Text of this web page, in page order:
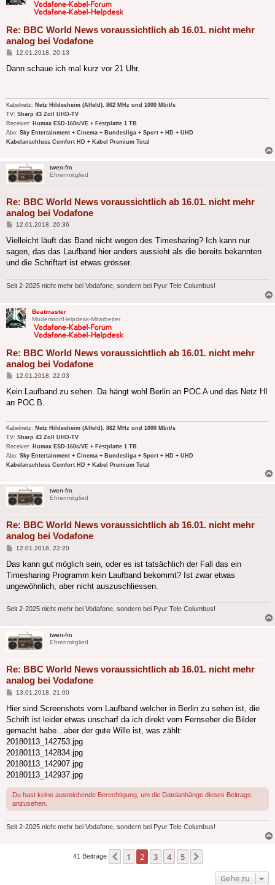
Re: BBC World News voraussichtlich ab 16.01. nicht mehr
analog bei Vodafone
Beitrag
12.01.2018, 20:13
Dann schaue ich mal kurz vor 21 Uhr.
Kabelnetz: Netz Hildesheim (Alfeld). 862 MHz und 1000 Mbit/s
TV: Sharp 43 Zoll UHD-TV
Receiver: Humax ESD-160c/VE + Festplatte 1 TB
Abo: Sky Entertainment + Cinema + Bundesliga + Sport + HD + UHD
Kabelanschluss Comfort HD + Kabel Premium Total
twen-fm
Ehrenmitglied
Re: BBC World News voraussichtlich ab 16.01. nicht mehr
analog bei Vodafone
Beitrag
12.01.2018, 20:36
Vielleicht läuft das Band nicht wegen des Timesharing? Ich kann nur
sagen, das das Laufband hier anders aussieht als die bereits bekannten
und die Schriftart ist etwas grösser.
Seit 2-2025 nicht mehr bei Vodafone, sondern bei Pyur Tele Columbus!
Beatmaster
Moderator/Helpdesk-Mitarbeiter
Re: BBC World News voraussichtlich ab 16.01. nicht mehr
analog bei Vodafone
Beitrag
12.01.2018, 22:03
Kein Laufband zu sehen. Da hängt wohl Berlin an POC A und das Netz HI
an POC B.
Kabelnetz: Netz Hildesheim (Alfeld). 862 MHz und 1000 Mbit/s
TV: Sharp 43 Zoll UHD-TV
Receiver: Humax ESD-160c/VE + Festplatte 1 TB
Abo: Sky Entertainment + Cinema + Bundesliga + Sport + HD + UHD
Kabelanschluss Comfort HD + Kabel Premium Total
twen-fm
Ehrenmitglied
Re: BBC World News voraussichtlich ab 16.01. nicht mehr
analog bei Vodafone
Beitrag
12.01.2018, 22:20
Das kann gut möglich sein, oder es ist tatsächlich der Fall das ein
Timesharing Programm kein Laufband bekommt? Ist zwar etwas
ungewöhnlich, aber nicht auszuschliessen.
Seit 2-2025 nicht mehr bei Vodafone, sondern bei Pyur Tele Columbus!
twen-fm
Ehrenmitglied
Re: BBC World News voraussichtlich ab 16.01. nicht mehr
analog bei Vodafone
Beitrag
13.01.2018, 21:00
Hier sind Screenshots vom Laufband welcher in Berlin zu sehen ist, die
Schrift ist leider etwas unscharf da ich direkt vom Fernseher die Bilder
gemacht habe...aber der gute Wille ist, was zählt:
20180113_142753.jpg
20180113_142834.jpg
20180113_142907.jpg
20180113_142937.jpg
Du hast keine ausreichende Berechtigung, um die Dateianhänge dieses Beitrags
anzusehen.
Seit 2-2025 nicht mehr bei Vodafone, sondern bei Pyur Tele Columbus!
41 Beiträge Vorherige
1 2 3 4 5
Gehe zu